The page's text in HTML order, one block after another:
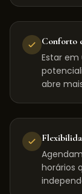
Conforto
Estar
abre
horários